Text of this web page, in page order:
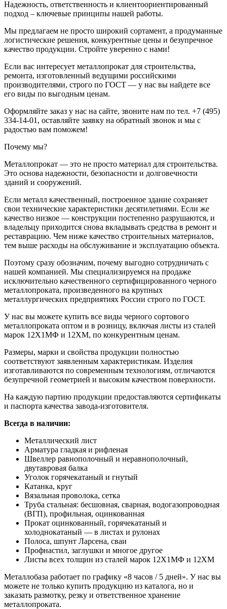
Надежность, ответственность и клиентоориентированный
подход – ключевые принципы нашей работы.
Мы предлагаем не просто широкий сортамент, а продуманные
логистические решения, конкурентные цены и безупречное
качество продукции. Стройте уверенно с нами!
Если вас интересует металлопрокат для строительства,
ремонта, изготовленный ведущими российскими
производителями, строго по ГОСТ — у нас вы найдете все
его виды по выгодным ценам.
Оформляйте заказ у нас на сайте, звоните нам по тел. +7 (495)
334-14-01, оставляйте заявку на обратный звонок и мы с
радостью вам поможем!
Почему мы?
Металлопрокат — это не просто материал для строительства.
Это основа надежности, безопасности и долговечности
зданий и сооружений.
Если металл качественный, построенное здание сохраняет
свои технические характеристики десятилетиями. Если же
качество низкое — конструкции постепенно разрушаются, и
владельцу приходится снова вкладывать средства в ремонт и
реставрацию. Чем ниже качество строительных материалов,
тем выше расходы на обслуживание и эксплуатацию объекта.
Поэтому сразу обозначим, почему выгодно сотрудничать с
нашей компанией. Мы специализируемся на продаже
исключительно качественного сертифицированного черного
металлопроката, произведенного на крупных
металлургических предприятиях России строго по ГОСТ.
У нас вы можете купить все виды черного сортового
металлопроката оптом и в розницу, включая листы из сталей
марок 12Х1МФ и 12ХМ, по конкурентным ценам.
Размеры, марки и свойства продукции полностью
соответствуют заявленным характеристикам. Изделия
изготавливаются по современным технологиям, отличаются
безупречной геометрией и высоким качеством поверхности.
На каждую партию продукции предоставляются сертификаты
и паспорта качества завода-изготовителя.
Всегда в наличии:
Металлический лист
Арматура гладкая и рифленая
Швеллер равнополочный и неравнополочный,
двутавровая балка
Уголок горячекатаный и гнутый
Катанка, круг
Вязальная проволока, сетка
Труба стальная: бесшовная, сварная, водогазопроводная
(ВГП), профильная, оцинкованная
Прокат оцинкованный, горячекатаный и
холоднокатаный — в листах и рулонах
Полоса, шпунт Ларсена, сваи
Профнастил, заглушки и многое другое
Листы всех толщин из сталей марок 12Х1МФ и 12ХМ
Металлобаза работает по графику «8 часов / 5 дней». У нас вы
можете не только купить продукцию из каталога, но и
заказать размотку, резку и ответственное хранение
металлопроката.